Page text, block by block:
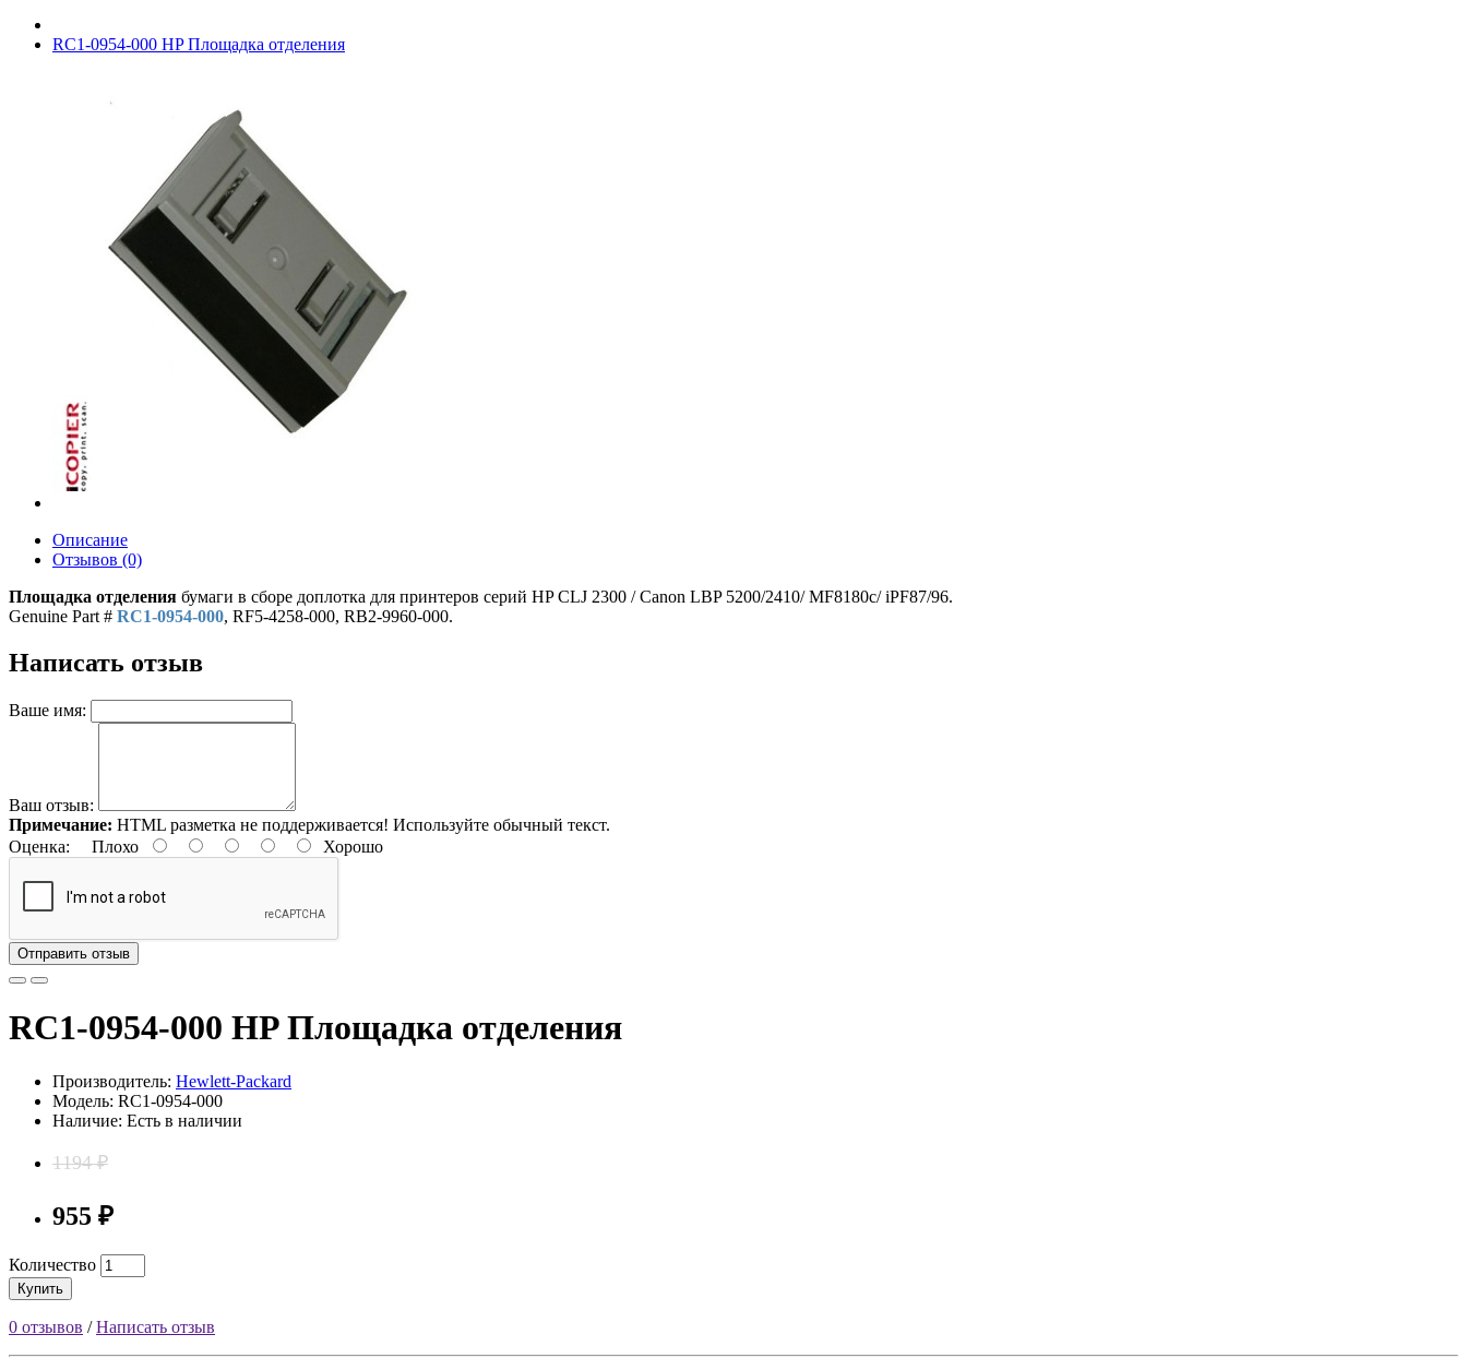
RC1-0954-000 HP Площадка отделения
Описание
Отзывов (0)
Площадка отделения бумаги в сборе доплотка для принтеров серий HP CLJ 2300 / Canon LBP 5200/2410/ MF8180c/ iPF87/96.
Genuine Part # RC1-0954-000, RF5-4258-000, RB2-9960-000.
Написать отзыв
Ваше имя:
Ваш отзыв:
Примечание: HTML разметка не поддерживается! Используйте обычный текст.
Оценка: Плохо Хорошо
Отправить отзыв
RC1-0954-000 HP Площадка отделения
Производитель: Hewlett-Packard
Модель: RC1-0954-000
Наличие: Есть в наличии
1194 ₽
955 ₽
Количество
Купить
0 отзывов /Написать отзыв